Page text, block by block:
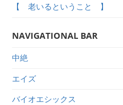
【 老いるということ 】
NAVIGATIONAL BAR
中絶
エイズ
バイオエシックス